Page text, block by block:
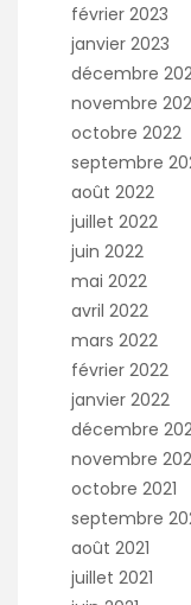
février 2023
janvier 2023
décembre
novembre
octobre 2022
septembre
août 2022
juillet 2022
juin 2022
mai 2022
avril 2022
mars 2022
février 2022
janvier 2022
décembre
novembre
octobre 2021
septembre
août 2021
juillet 2021